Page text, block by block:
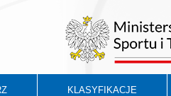
KLASYFIKACJE